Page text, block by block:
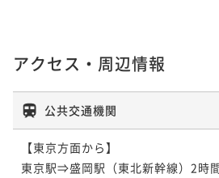
アクセス・周辺情報
公共交通機関
【東京方面から】
東京駅⇒盛岡駅（東北新幹線）2時